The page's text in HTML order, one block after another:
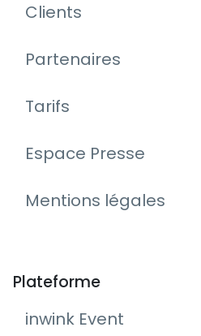
Clients
Partenaires
Tarifs
Espace Presse
Mentions légales
Plateforme
inwink Event